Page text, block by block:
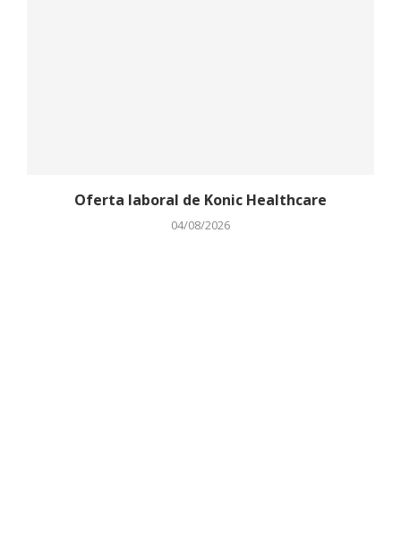
Oferta laboral de Konic Healthcare
04/08/2026